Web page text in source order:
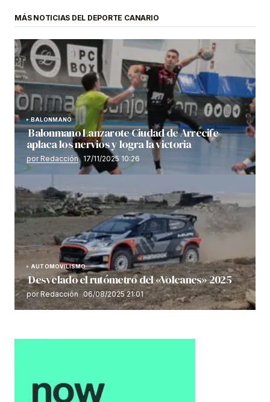
MÁS NOTICIAS DEL DEPORTE CANARIO
BALONMANO
Balonmano Lanzarote Ciudad de Arrecife
aplaca los nervios y logra la victoria
por Redacción 17/11/2025 10:26
AUTOMOVILISMO
Desvelado el rutómetro del «Volcanes» 2025
por Redacción 06/08/2025 21:01